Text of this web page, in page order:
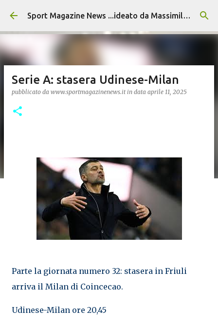
Passa ai contenuti principali Sport Magazine News ...ideato da Massimiliano Alvino
Serie A: stasera Udinese-Milan
pubblicato da www.sportmagazinenews.it in data aprile 11, 2025
Parte la giornata numero 32: stasera in Friuli
arriva il Milan di Coincecao.
Udinese-Milan ore 20,45